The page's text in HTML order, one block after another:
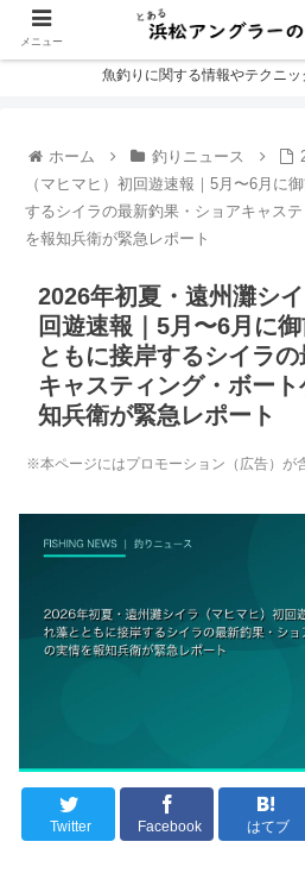
魚釣りに関する情報やテクニ
ホーム 釣りニュース
（マヒマヒ）初回遊速報｜5月〜6月に
するシイラの最新釣果・ショアキャス
を報知兵衛が緊急レポート
2026年初夏・遠州灘シ
回遊速報｜5月〜6月に
ともに接岸するシイラ
キャスティング・ボー
知兵衛が緊急レポート
※本ページにはプロモーション（広告）が
Twitter Facebook はてブ
メニュー